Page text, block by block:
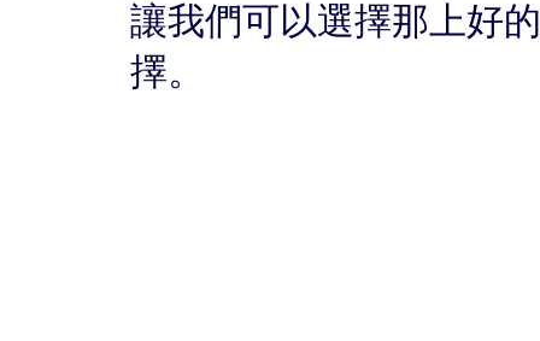
讓我們可以選擇那上好
擇。